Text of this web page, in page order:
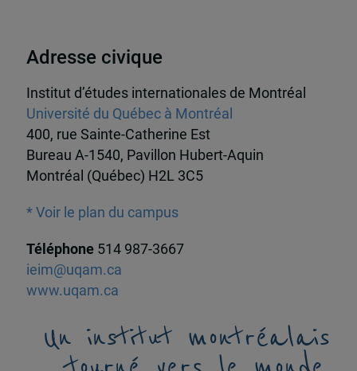
Adresse civique
Institut d’études internationales de Montréal
Université du Québec à Montréal
400, rue Sainte-Catherine Est
Bureau A-1540, Pavillon Hubert-Aquin
Montréal (Québec) H2L 3C5
* Voir le plan du campus
Téléphone 514 987-3667
ieim@uqam.ca
www.uqam.ca
Un institut montréalais